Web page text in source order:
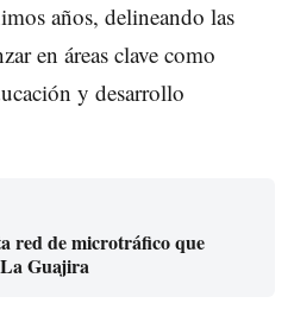
años, delineando las
en áreas clave como
y desarrollo
red de microtráfico que
Guajira